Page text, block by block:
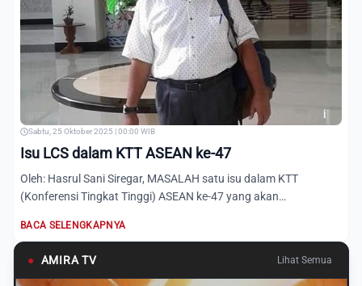
Sabtu, 25 Oktober 2025 | 00:00 WIB
Isu LCS dalam KTT ASEAN ke-47
Oleh: Hasrul Sani Siregar, MASALAH satu isu dalam KTT
(Konferensi Tingkat Tinggi) ASEAN ke-47 yang akan
BACA SELENGKAPNYA
● AMIRA TV Lihat Semua